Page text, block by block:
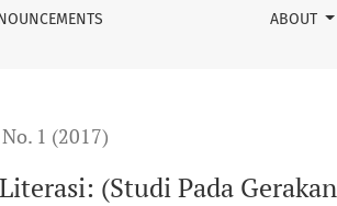
ABOUT
1 (2017)
(Studi Pada